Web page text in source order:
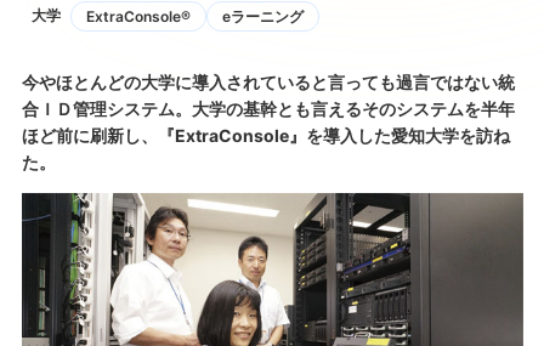
大学
ExtraConsole® eラーニング
今やほとんどの大学に導入されていると言っても過言ではない統
合ＩＤ管理システム。大学の基幹とも言えるそのシステムを半年
ほど前に刷新し、『ExtraConsole』を導入した愛知大学を訪ね
た。